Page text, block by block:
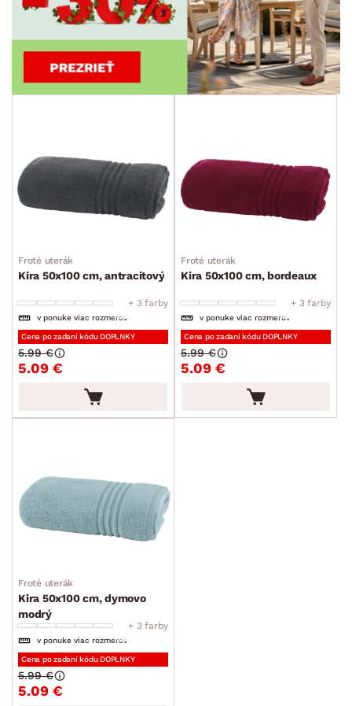
Froté uterák
Kira 50x100 cm, antracitový
+ 3 farby
v ponuke viac rozmerov
Cena po zadaní kódu DOPLNKY
5.09 €
5.99 €
Froté uterák
Kira 50x100 cm, bordeaux
+ 3 farby
v ponuke viac rozmerov
Cena po zadaní kódu DOPLNKY
5.09 €
5.99 €
Froté uterák
Kira 50x100 cm, dymovo
modrý
+ 3 farby
v ponuke viac rozmerov
Cena po zadaní kódu DOPLNKY
5.09 €
5.99 €